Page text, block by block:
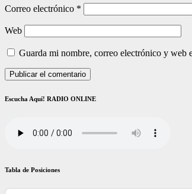
Correo electrónico *
Web
Guarda mi nombre, correo electrónico y web
Escucha Aquí! RADIO ONLINE
Tabla de Posiciones